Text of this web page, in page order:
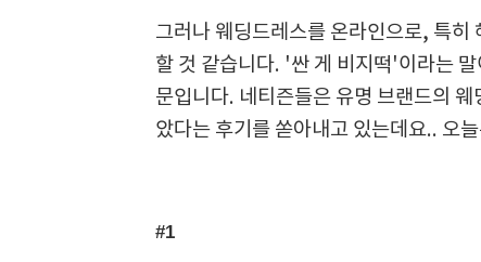
그러나 웨딩드레스를 온라인으로, 특히
할 것 같습니다. '싼 게 비지떡'이라는
문입니다. 네티즌들은 유명 브랜드의
았다는 후기를 쏟아내고 있는데요.. 오
#1